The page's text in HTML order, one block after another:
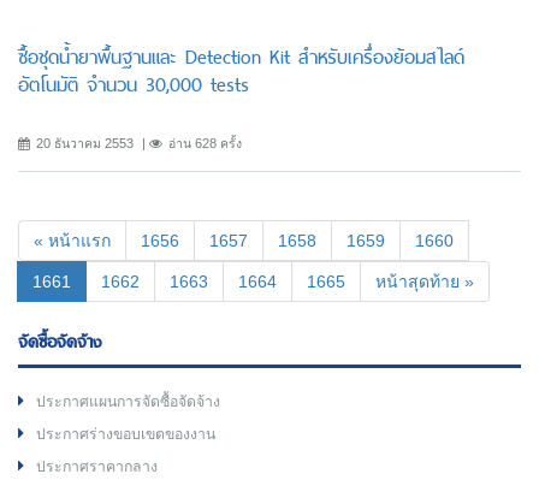
ซื้อชุดน้ำยาพื้นฐานและ Detection Kit สำหรับเครื่องย้อมสไลด์
อัตโนมัติ จำนวน 30,000 tests
20 ธันวาคม 2553 อ่าน 628 ครั้ง
« หน้าแรก 1656 1657 1658 1659 1660
1661 (current)
1662 1663 1664 1665 หน้าสุดท้าย »
จัดซื้อจัดจ้าง
ประกาศแผนการจัดซื้อจัดจ้าง
ประกาศร่างขอบเขตของงาน
ประกาศราคากลาง